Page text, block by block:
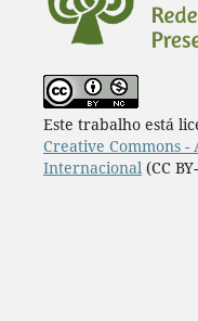
Este trabalho está
Creative Commons
Internacional (CC